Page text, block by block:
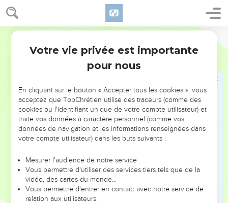
Exode 12
après avoir été circoncis.
“Un résident étranger ou un ouvrier salarié n’ont pas le
droit de participer au repas.
“On mange la viande à l’intérieur de la maison ; il est
interdit d’en emporter à l’extérieur. “On ne brise pas les os
“Tous les membres de la communauté d’Israël célèbrent
cette fête.
“Si un étranger installé chez vous désire célébrer la Pâque
en l’honneur du Seigneur, il faut que tous les hommes et
garçons de sa famille soient circoncis. Ensuite il pourra
participer à la célébration, comme les Israélites. “Aucun
individu incirconcis ne peut participer au repas.
“Les mêmes règles s’appliquent aux Israélites et aux
étrangers installés dans votre pays.” »
Votre vie privée est importante
pour nous
En cliquant sur le bouton « Accepter tous les cookies », vous
acceptez que TopChrétien utilise des traceurs (comme des
cookies ou l'identifiant unique de votre compte utilisateur) et
traite vos données à caractère personnel (comme vos
données de navigation et les informations renseignées dans
votre compte utilisateur) dans les buts suivants :
Mesurer l'audience de notre service
Vous permettre d'utiliser des services tiers tels que de la
vidéo, des cartes du monde…
Vous permettre d'entrer en contact avec notre service de
relation aux utilisateurs.